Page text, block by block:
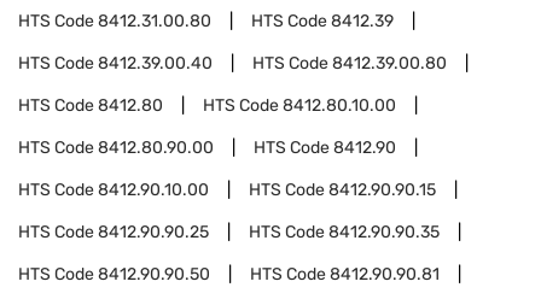
HTS Code8412.31.00.80 HTS Code8412.39
HTS Code8412.39.00.40 HTS Code8412.39.00.80
HTS Code8412.80 HTS Code8412.80.10.00
HTS Code8412.80.90.00 HTS Code8412.90
HTS Code8412.90.10.00 HTS Code8412.90.90.15
HTS Code8412.90.90.25 HTS Code8412.90.90.35
HTS Code8412.90.90.50 HTS Code8412.90.90.81